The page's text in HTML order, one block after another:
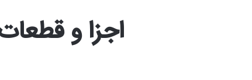
اجزا و